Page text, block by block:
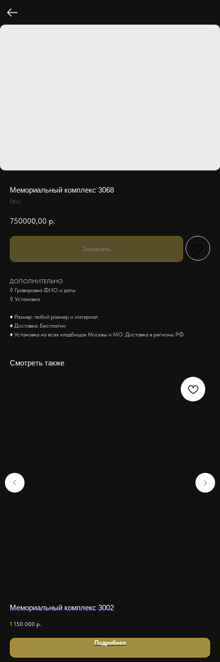
Мемориальный комплекс 3068
SKU:
750000,00 р.
Заказать
ДОПОЛНИТЕЛЬНО
◊ Гравировка ФИО и даты
◊ Установка
♦ Размер: любой размер и материал
♦ Доставка: Бесплатно
♦ Установка на всех кладбищах Москвы и МО. Доставка в регионы РФ.
Смотреть также
Мемориальный комплекс 3002
1 150 000 р.
Подробнее